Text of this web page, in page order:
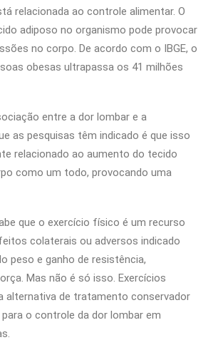
relacionada ao controle alimentar. O
adiposo no organismo pode provocar
no corpo. De acordo com o IBGE, o
obesas ultrapassa os 41 milhões
entre a dor lombar e a
as pesquisas têm indicado é que isso
relacionado ao aumento do tecido
como um todo, provocando uma
que o exercício físico é um recurso
colaterais ou adversos indicado
peso e ganho de resistência,
Mas não é só isso. Exercícios
alternativa de tratamento conservador
o controle da dor lombar em